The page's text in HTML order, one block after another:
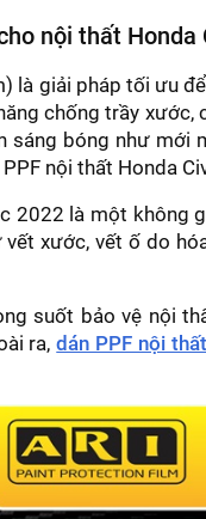
nội thất Honda
là giải pháp tối ưu
chống trầy xước,
bóng như mới
nội thất Honda
2022 là một không
xước, vết ố do
suốt bảo vệ nội
ra,dán PPF nội